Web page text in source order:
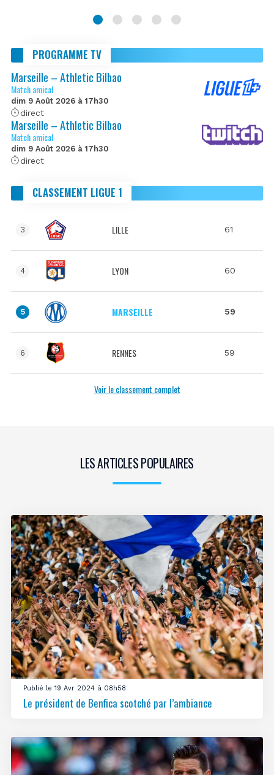
PROGRAMME TV
Marseille – Athletic Bilbao
Match amical
dim 9 Août 2026 à 17h30
direct
Marseille – Athletic Bilbao
Match amical
dim 9 Août 2026 à 17h30
direct
CLASSEMENT LIGUE 1
3 LILLE 61
4 LYON 60
5 MARSEILLE 59
6 RENNES 59
Voir le classement complet
LES ARTICLES POPULAIRES
Publié le 19 Avr 2024 à 08h58
Le président de Benfica scotché par l’ambiance